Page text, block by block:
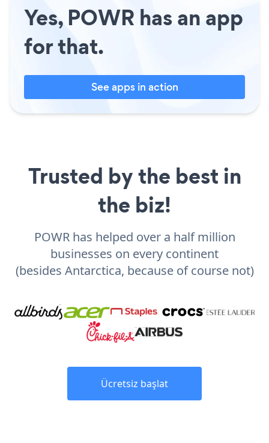
Yes, POWR has an app
for that.
See apps in action
Trusted by the best in
the biz!
POWR has helped over a half million
businesses on every continent
(besides Antarctica, because of course not)
Ücretsiz başlat